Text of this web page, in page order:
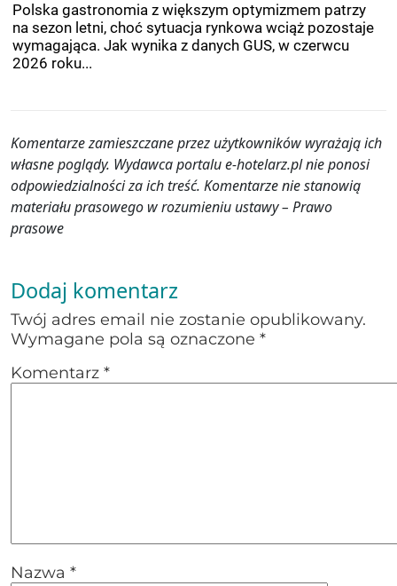
Polska gastronomia z większym optymizmem patrzy
na sezon letni, choć sytuacja rynkowa wciąż pozostaje
wymagająca. Jak wynika z danych GUS, w czerwcu
2026 roku...
Komentarze zamieszczane przez użytkowników wyrażają ich
własne poglądy. Wydawca portalu e-hotelarz.pl nie ponosi
odpowiedzialności za ich treść. Komentarze nie stanowią
materiału prasowego w rozumieniu ustawy – Prawo
prasowe
Dodaj komentarz
Twój adres email nie zostanie opublikowany.
Wymagane pola są oznaczone *
Komentarz *
Nazwa *